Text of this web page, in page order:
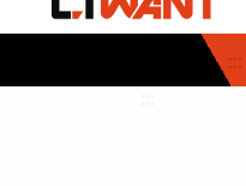
:::
社會首頁
時事